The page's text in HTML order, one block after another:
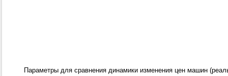
Параметры для сравнения динамики изменения цен машин